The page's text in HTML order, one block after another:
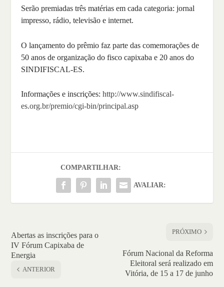
Serão premiadas três matérias em cada categoria: jornal
impresso, rádio, televisão e internet.
O lançamento do prêmio faz parte das comemorações de
50 anos de organização do fisco capixaba e 20 anos do
SINDIFISCAL-ES.
Informações e inscrições:http://www.sindifiscal-
es.org.br/premio/cgi-bin/principal.asp
COMPARTILHAR:
AVALIAR:
Abertas as inscrições para o
IV Fórum Capixaba de
Energia
ANTERIOR
PRÓXIMO
Fórum Nacional da Reforma
Eleitoral será realizado em
Vitória, de 15 a 17 de junho